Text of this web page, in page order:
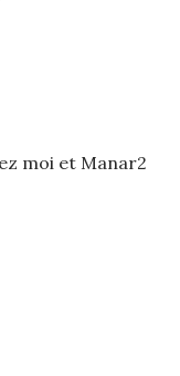
moi et Manar2